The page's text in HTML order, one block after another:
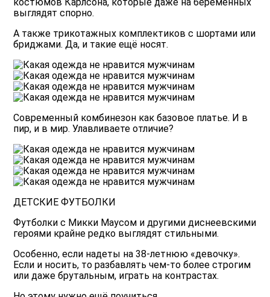
выглядят спорно.
А также трикотажных комплектиков с шортами или
бриджами. Да, и такие ещё носят.
Современный комбинезон как базовое платье. И в
пир, и в мир. Улавливаете отличие?
ДЕТСКИЕ ФУТБОЛКИ
Футболки с Микки Маусом и другими диснеевскими
героями крайне редко выглядят стильными.
Особенно, если надеты на 38-летнюю «девочку».
Если и носить, то разбавлять чем-то более строгим
или даже брутальным, играть на контрастах.